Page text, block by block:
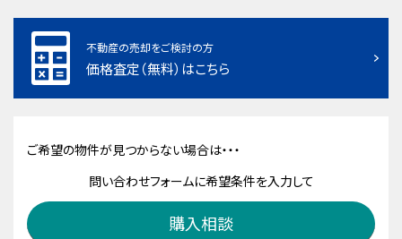
不動産の売却をご検討の方
価格査定（無料）はこちら
ご希望の物件が見つからない場合は・・・
問い合わせフォームに希望条件を入力して
購入相談